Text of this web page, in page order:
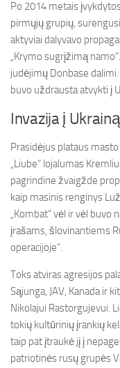
Po 2014 metais
pirmųjų grupių,
aktyviai dalyvavo
„Krymo sugrįžimą
judėjimų Donbase
buvo uždrausta atvykti į
Invazija į
Prasidėjus plataus
„Liube“ lojalumas
pagrindine žvaigžde
kaip masinis renginys
„Kombat“ vėl ir vėl buvo
įrašams, šlovinantiems
operacijoje“.
Toks atviras agresijos
Sąjunga, JAV, Kanada ir
Nikolajui Rastorgujevui.
tokių kultūrinių įrankių
taip pat įtraukė jį į
patriotinės rusų grupės